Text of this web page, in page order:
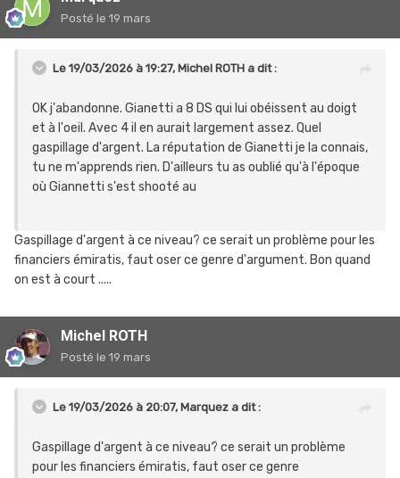
Posté le 19 mars
Le 19/03/2026 à 19:27, Michel ROTH a dit :
OK j'abandonne. Gianetti a 8 DS qui lui obéissent au doigt
et à l'oeil. Avec 4 il en aurait largement assez. Quel
gaspillage d'argent. La réputation de Gianetti je la connais,
tu ne m'apprends rien. D'ailleurs tu as oublié qu'à l'époque
où Giannetti s'est shooté au
Gaspillage d'argent à ce niveau? ce serait un problème pour les
financiers émiratis, faut oser ce genre d'argument. Bon quand
on est à court .....
Michel ROTH
Posté le 19 mars
Le 19/03/2026 à 20:07, Marquez a dit :
Gaspillage d'argent à ce niveau? ce serait un problème
pour les financiers émiratis, faut oser ce genre